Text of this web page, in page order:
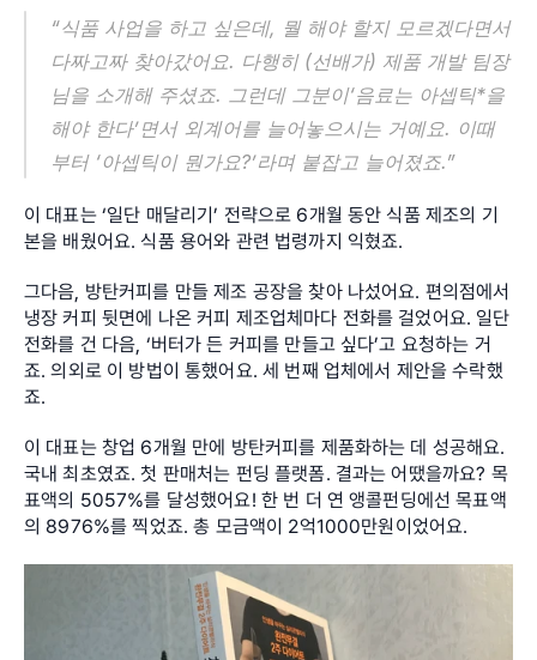
“식품 사업을 하고 싶은데, 뭘 해야 할지 모르겠다면서
다짜고짜 찾아갔어요. 다행히 (선배가) 제품 개발 팀장
님을 소개해 주셨죠. 그런데 그분이‘음료는 아셉틱*을
해야 한다’면서 외계어를 늘어놓으시는 거예요. 이때
부터 ‘아셉틱이 뭔가요?’라며 붙잡고 늘어졌죠.”
이 대표는 ‘일단 매달리기’ 전략으로 6개월 동안 식품 제조의 기
본을 배웠어요. 식품 용어와 관련 법령까지 익혔죠.
그다음, 방탄커피를 만들 제조 공장을 찾아 나섰어요. 편의점에서
냉장 커피 뒷면에 나온 커피 제조업체마다 전화를 걸었어요. 일단
전화를 건 다음, ‘버터가 든 커피를 만들고 싶다’고 요청하는 거
죠. 의외로 이 방법이 통했어요. 세 번째 업체에서 제안을 수락했
죠.
이 대표는 창업 6개월 만에 방탄커피를 제품화하는 데 성공해요.
국내 최초였죠. 첫 판매처는 펀딩 플랫폼. 결과는 어땠을까요? 목
표액의 5057%를 달성했어요! 한 번 더 연 앵콜펀딩에선 목표액
의 8976%를 찍었죠. 총 모금액이 2억1000만원이었어요.